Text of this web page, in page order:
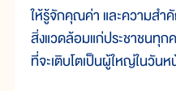
ให้รู้จักคุณค่า และความสำ
สิ่งแวดล้อมแก่ประชาชนทุก
ที่จะเติบโตเป็นผู้ใหญ่ในวันห